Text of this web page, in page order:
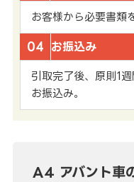
お客様から必要書類
04 お振込み
引取完了後、原則1
お振込み。
A4 アバント車